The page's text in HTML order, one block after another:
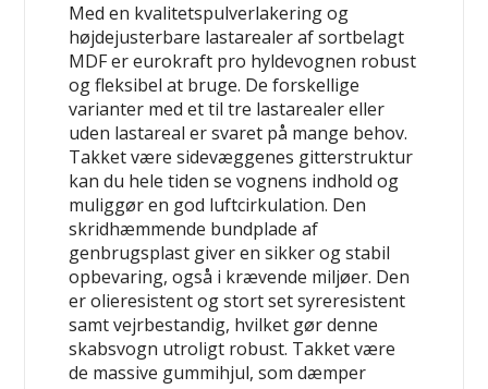
Med en kvalitetspulverlakering og
højdejusterbare lastarealer af sortbelagt
MDF er eurokraft pro hyldevognen robust
og fleksibel at bruge. De forskellige
varianter med et til tre lastarealer eller
uden lastareal er svaret på mange behov.
Takket være sidevæggenes gitterstruktur
kan du hele tiden se vognens indhold og
muliggør en god luftcirkulation. Den
skridhæmmende bundplade af
genbrugsplast giver en sikker og stabil
opbevaring, også i krævende miljøer. Den
er olieresistent og stort set syreresistent
samt vejrbestandig, hvilket gør denne
skabsvogn utroligt robust. Takket være
de massive gummihjul, som dæmper